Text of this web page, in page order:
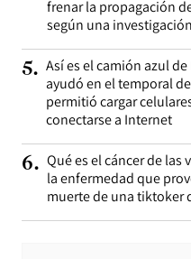
frenar la propagación
según una
5. Así es el camión azul
ayudó en el temporal
permitió cargar
conectarse a Internet
6. Qué es el cáncer de las
la enfermedad que
muerte de una tiktoker